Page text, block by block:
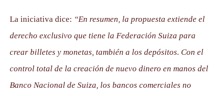
La iniciativa dice: “En resumen, la propuesta extiende el
derecho exclusivo que tiene la Federación Suiza para
crear billetes y monetas, también a los depósitos. Con el
control total de la creación de nuevo dinero en manos del
Banco Nacional de Suiza, los bancos comerciales no